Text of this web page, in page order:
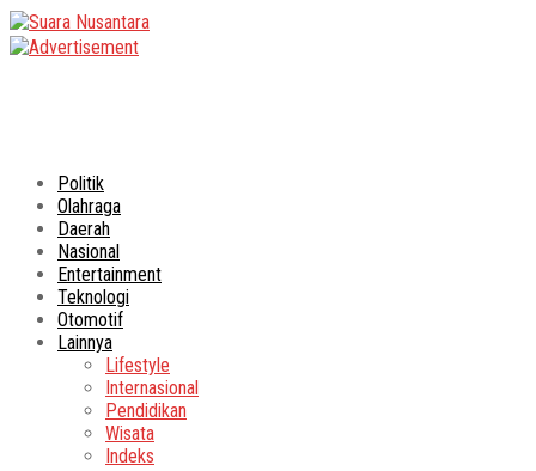
Politik
Olahraga
Daerah
Nasional
Entertainment
Teknologi
Otomotif
Lainnya
Lifestyle
Internasional
Pendidikan
Wisata
Indeks